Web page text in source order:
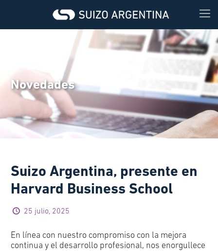
Novedades
Suizo Argentina, presente en
Harvard Business School
25 julio, 2025
En línea con nuestro compromiso con la mejora
continua y el desarrollo profesional, nos enorgullece